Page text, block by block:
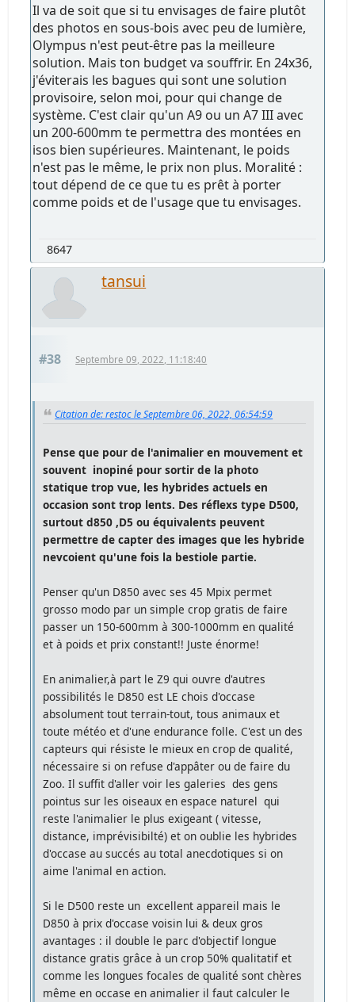
Il va de soit que si tu envisages de faire plutôt
des photos en sous-bois avec peu de lumière,
Olympus n'est peut-être pas la meilleure
solution. Mais ton budget va souffrir. En 24x36,
j'éviterais les bagues qui sont une solution
provisoire, selon moi, pour qui change de
système. C'est clair qu'un A9 ou un A7 III avec
un 200-600mm te permettra des montées en
isos bien supérieures. Maintenant, le poids
n'est pas le même, le prix non plus. Moralité :
tout dépend de ce que tu es prêt à porter
comme poids et de l'usage que tu envisages.
8647
tansui
#38 Septembre 09, 2022, 11:18:40
Citation de: restoc le Septembre 06, 2022, 06:54:59
Pense que pour de l'animalier en mouvement et
souvent inopiné pour sortir de la photo
statique trop vue, les hybrides actuels en
occasion sont trop lents. Des réflexs type D500,
surtout d850 ,D5 ou équivalents peuvent
permettre de capter des images que les hybride
nevcoient qu'une fois la bestiole partie.
Penser qu'un D850 avec ses 45 Mpix permet
grosso modo par un simple crop gratis de faire
passer un 150-600mm à 300-1000mm en qualité
et à poids et prix constant!! Juste énorme!
En animalier,à part le Z9 qui ouvre d'autres
possibilités le D850 est LE chois d'occase
absolument tout terrain-tout, tous animaux et
toute météo et d'une endurance folle. C'est un des
capteurs qui résiste le mieux en crop de qualité,
nécessaire si on refuse d'appâter ou de faire du
Zoo. Il suffit d'aller voir les galeries des gens
pointus sur les oiseaux en espace naturel qui
reste l'animalier le plus exigeant ( vitesse,
distance, imprévisibilté) et on oublie les hybrides
d'occase au succés au total anecdotiques si on
aime l'animal en action.
Si le D500 reste un excellent appareil mais le
D850 à prix d'occase voisin lui & deux gros
avantages : il double le parc d'objectif longue
distance gratis grâce à un crop 50% qualitatif et
comme les longues focales de qualité sont chères
même en occase en animalier il faut calculer le